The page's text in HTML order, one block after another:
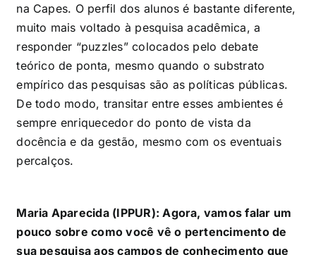
na Capes. O perfil dos alunos é bastante diferente,
muito mais voltado à pesquisa acadêmica, a
responder “puzzles” colocados pelo debate
teórico de ponta, mesmo quando o substrato
empírico das pesquisas são as políticas públicas.
De todo modo, transitar entre esses ambientes é
sempre enriquecedor do ponto de vista da
docência e da gestão, mesmo com os eventuais
percalços.
Maria Aparecida (IPPUR): Agora, vamos falar um
pouco sobre como você vê o pertencimento de
sua pesquisa aos campos de conhecimento que